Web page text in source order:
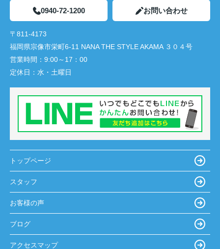
0940-72-1200 お問い合わせ
〒811-4173
福岡県宗像市栄町6-11 NANA THE STYLE AKAMA ３０４号
営業時間： 9:00～17：00
定休日： 水・土曜日
トップページ
スタッフ
お客様の声
ブログ
アクセスマップ